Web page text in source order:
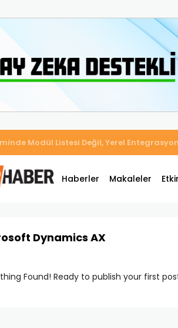
Workcube ERP ile Üretim, Satış
Haberler Makaleler
Dynamics AX
Found! Ready to publish your first